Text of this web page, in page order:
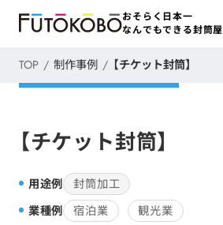
おそらく日本一
なんでもできる封筒屋
TOP 制作事例 【チケット封筒】
【チケット封筒】
用途例
封筒加工
業種例
宿泊業 観光業